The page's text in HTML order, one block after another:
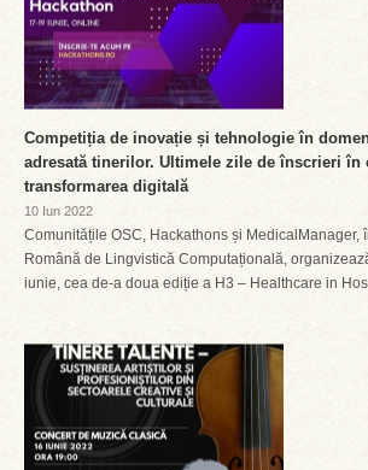
Competiția de inovație și tehnologie în
adresată tinerilor. Ultimele zile de înscrieri în
transformarea digitală
10 Iun 2022
Comunitățile OSC, Hackathons și MedicalManager,
Română de Lingvistică Computațională,
iunie, cea de-a doua ediție a H3 – Healthcare in